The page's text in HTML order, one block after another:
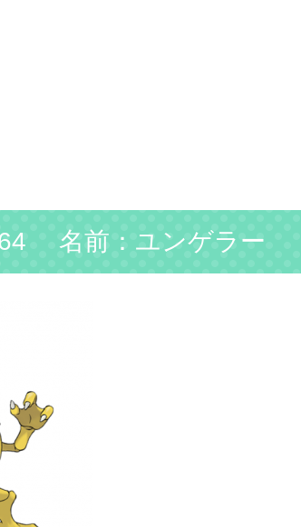
名前：ユンゲラー